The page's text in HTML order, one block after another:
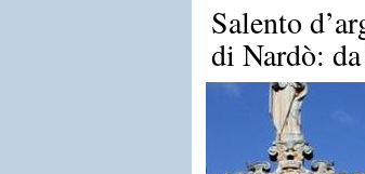
Salento
di Nardò: